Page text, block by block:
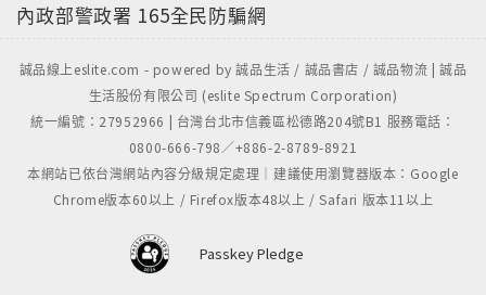
內政部警政署 165全民防騙網
誠品線上eslite.com - powered by 誠品生活 / 誠品書店 / 誠品物流 | 誠品
生活股份有限公司 (eslite Spectrum Corporation)
統一編號：27952966 | 台灣台北市信義區松德路204號B1 服務電話：
0800-666-798／+886-2-8789-8921
本網站已依台灣網站內容分級規定處理｜建議使用瀏覽器版本：Google
Chrome版本60以上 / Firefox版本48以上 / Safari 版本11以上
Passkey Pledge